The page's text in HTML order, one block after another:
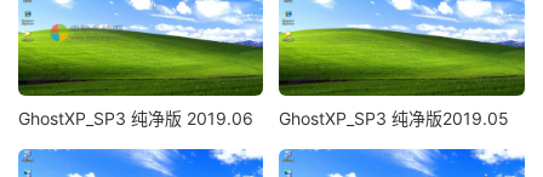
GhostXP_SP3 纯净版 2019.06 GhostXP_SP3 纯净版2019.05